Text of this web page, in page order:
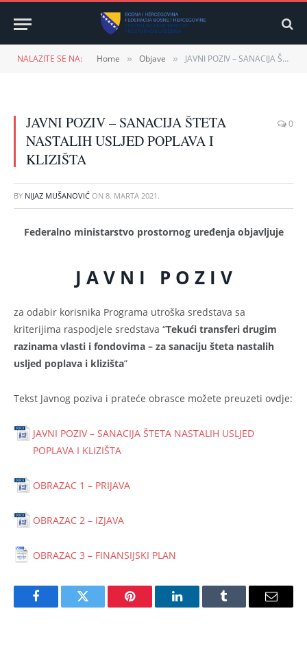
NALAZITE SE NA: Home » Objave » JAVNI POZIV – SANACIJA ŠTETA NASTALIH USLJED POPLAVA I KLIZIŠTA
JAVNI POZIV – SANACIJA ŠTETA
NASTALIH USLJED POPLAVA I
KLIZIŠTA
0
BY NIJAZ MUŠANOVIĆ ON 8. MARTA 2021.
Federalno ministarstvo prostornog uređenja objavljuje
J A V N I P O Z I V
za odabir korisnika Programa utroška sredstava sa
kriterijima raspodjele sredstava “Tekući transferi drugim
razinama vlasti i fondovima – za sanaciju šteta nastalih
usljed poplava i klizišta”
Tekst Javnog poziva i prateće obrasce možete preuzeti ovdje:
JAVNI POZIV – SANACIJA ŠTETA NASTALIH USLJED
POPLAVA I KLIZIŠTA
OBRAZAC 1 – PRIJAVA
OBRAZAC 2 – IZJAVA
OBRAZAC 3 – FINANSIJSKI PLAN
FacebookTwitter Pinterest LinkedInTumblr Email